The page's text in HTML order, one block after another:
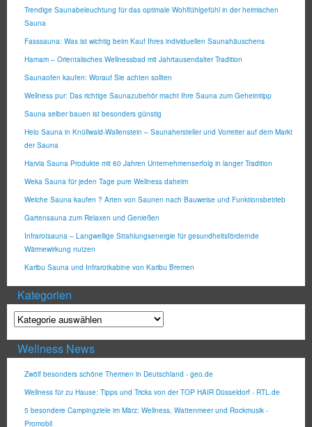
Trendige Saunabeleuchtung für das optimale Wohlfühlgefühl in der heimischen
Sauna
Fasssauna: Was ist wichtig beim Kauf Ihres individuellen Saunahäuschens
Hamam – Orientalisches Wellnessbad mit Jahrtausendalter Tradition
Saunaofen kaufen: Worauf Sie achten sollten
Wellness pur: Das richtige Saunazubehör macht Ihre Sauna zum Geheimtipp
Sauna selber bauen ist besonders günstig
Helo Sauna in Knüllwald-Wallenstein – Saunahersteller und Vorreiter auf dem Markt
der Sauna
Harvia Sauna Produkte mit 60 Jahren Unternehmenserfolg in langer Tradition
Weka Sauna für jeden Tage pure Wellness daheim
Welche Sauna kaufen ? Arten von Saunen nach Bauweise und Funktionsbetrieb
Gartensauna zum Relaxen und Genießen
Infrarotsauna – Langwellige Strahlungsenergie für gesundheitsfördernde
Wärmewirkung nutzen
Karibu Sauna und Infrarotkabine von Karibu Bremen
Kategorien
Wellness News
Zwölf besonders schöne Thermen in Deutschland - geo.de
Wellness für zu Hause: Tipps und Tricks von der TOP HAIR Düsseldorf - RTL.de
5 besondere Campingziele im März: Wellness, Wattenmeer und Rockmusik -
Promobil